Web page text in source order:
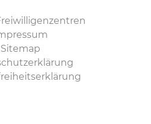
Sitemap